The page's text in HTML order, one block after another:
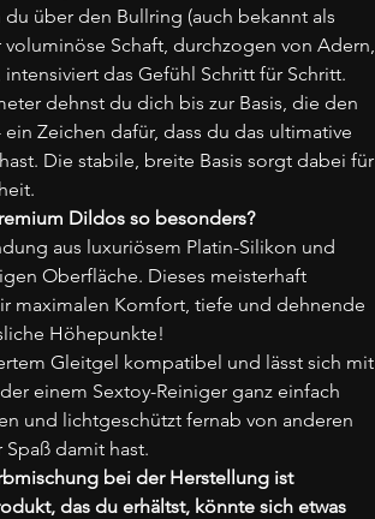
über den Bullring (auch bekannt als
Schaft, durchzogen von Adern,
das Gefühl Schritt für Schritt.
dehnst du dich bis zur Basis, die den
Zeichen dafür, dass du das ultimative
Die stabile, breite Basis sorgt dabei für
Dildos so besonders?
aus luxuriösem Platin-Silikon und
Oberfläche. Dieses meisterhaft
maximalen Komfort, tiefe und dehnende
Höhepunkte!
Gleitgel kompatibel und lässt sich mit
einem Sextoy-Reiniger ganz einfach
und lichtgeschützt fernab von anderen
damit hast.
bei der Herstellung ist
das du erhältst, könnte sich etwas